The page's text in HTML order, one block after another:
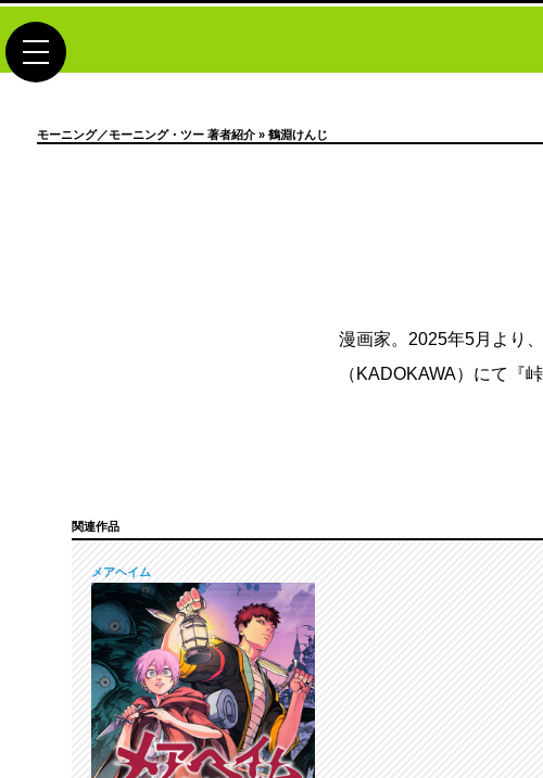
toggle navigation
モーニング／モーニング・ツー 著者紹介» 鶴淵けんじ
漫画家。2025年5月より
（KADOKAWA）にて『
関連作品
メアヘイム